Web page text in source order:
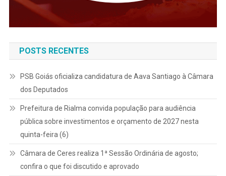
POSTS RECENTES
PSB Goiás oficializa candidatura de Aava Santiago à Câmara
dos Deputados
Prefeitura de Rialma convida população para audiência
pública sobre investimentos e orçamento de 2027 nesta
quinta-feira (6)
Câmara de Ceres realiza 1ª Sessão Ordinária de agosto;
confira o que foi discutido e aprovado